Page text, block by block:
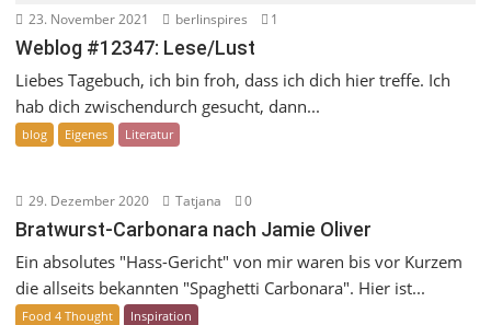
23. November 2021 berlinspires 1
Weblog #12347: Lese/Lust
Liebes Tagebuch, ich bin froh, dass ich dich hier treffe. Ich
hab dich zwischendurch gesucht, dann...
blog Eigenes Literatur
29. Dezember 2020 Tatjana 0
Bratwurst-Carbonara nach Jamie Oliver
Ein absolutes "Hass-Gericht" von mir waren bis vor Kurzem
die allseits bekannten "Spaghetti Carbonara". Hier ist...
Food 4 Thought Inspiration